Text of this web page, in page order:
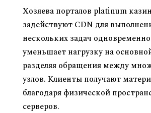
Хозяева порталов platinum
задействуют CDN для
нескольких задач
уменьшает нагрузку на
разделяя обращения между
узлов. Клиенты получают
благодаря физической
серверов.